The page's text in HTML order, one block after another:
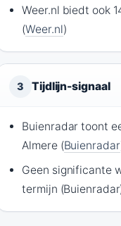
Weer.nl biedt ook
(Weer.nl)
3 Tijdlijn-signaal
Buienradar toont
Almere (Buienradar
Geen significante
termijn